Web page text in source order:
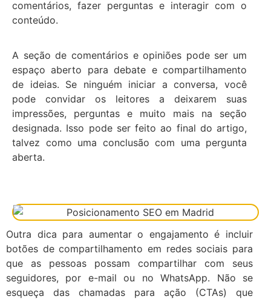
comentários, fazer perguntas e interagir com o
conteúdo.
A seção de comentários e opiniões pode ser um
espaço aberto para debate e compartilhamento
de ideias. Se ninguém iniciar a conversa, você
pode convidar os leitores a deixarem suas
impressões, perguntas e muito mais na seção
designada. Isso pode ser feito ao final do artigo,
talvez como uma conclusão com uma pergunta
aberta.
Outra dica para aumentar o engajamento é incluir
botões de compartilhamento em redes sociais para
que as pessoas possam compartilhar com seus
seguidores, por e-mail ou no WhatsApp. Não se
esqueça das chamadas para ação (CTAs) que